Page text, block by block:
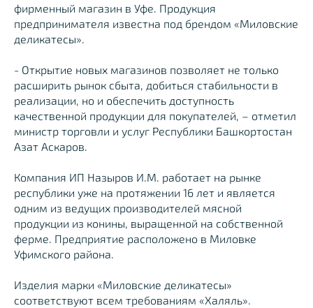
фирменный магазин в Уфе. Продукция
предпринимателя известна под брендом «Миловские
деликатесы».
- Открытие новых магазинов позволяет не только
расширить рынок сбыта, добиться стабильности в
реализации, но и обеспечить доступность
качественной продукции для покупателей, – отметил
министр торговли и услуг Республики Башкортостан
Азат Аскаров.
Компания ИП Назыров И.М. работает на рынке
республики уже на протяжении 16 лет и является
одним из ведущих производителей мясной
продукции из конины, выращенной на собственной
ферме. Предприятие расположено в Миловке
Уфимского района.
Изделия марки «Миловские деликатесы»
соответствуют всем требованиям «Халяль».